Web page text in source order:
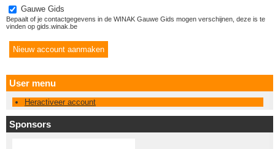
Gauwe Gids
Bepaalt of je contactgegevens in de WINAK Gauwe Gids mogen verschijnen, deze is te
vinden op gids.winak.be
User menu
Heractiveer account
Sponsors